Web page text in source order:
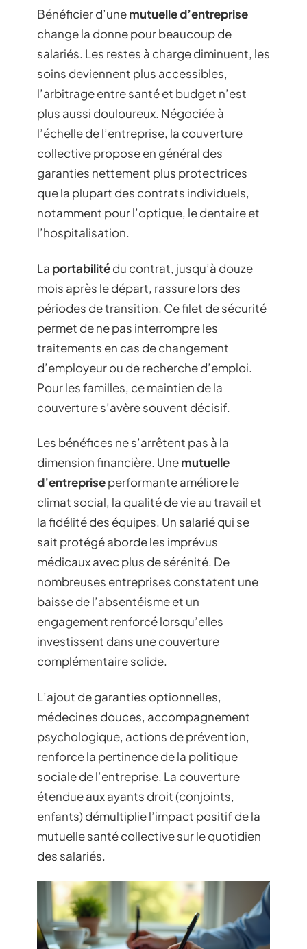
Bénéficier d’unemutuelle d’entreprise
change la donne pour beaucoup de
salariés. Les restes à charge diminuent, les
soins deviennent plus accessibles,
l’arbitrage entre santé et budget n’est
plus aussi douloureux. Négociée à
l’échelle de l’entreprise, la couverture
collective propose en général des
garanties nettement plus protectrices
que la plupart des contrats individuels,
notamment pour l’optique, le dentaire et
l’hospitalisation.
La portabilitédu contrat, jusqu’à douze
mois après le départ, rassure lors des
périodes de transition. Ce filet de sécurité
permet de ne pas interrompre les
traitements en cas de changement
d’employeur ou de recherche d’emploi.
Pour les familles, ce maintien de la
couverture s’avère souvent décisif.
Les bénéfices ne s’arrêtent pas à la
dimension financière. Unemutuelle
d’entrepriseperformante améliore le
climat social, la qualité de vie au travail et
la fidélité des équipes. Un salarié qui se
sait protégé aborde les imprévus
médicaux avec plus de sérénité. De
nombreuses entreprises constatent une
baisse de l’absentéisme et un
engagement renforcé lorsqu’elles
investissent dans une couverture
complémentaire solide.
L’ajout de garanties optionnelles,
médecines douces, accompagnement
psychologique, actions de prévention,
renforce la pertinence de la politique
sociale de l’entreprise. La couverture
étendue aux ayants droit (conjoints,
enfants) démultiplie l’impact positif de la
mutuelle santé collective sur le quotidien
des salariés.